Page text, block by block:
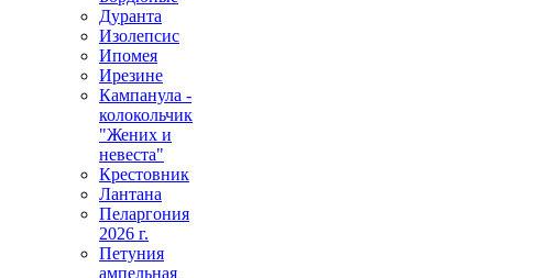
Дуранта
Изолепсис
Ипомея
Ирезине
Кампанула -
колокольчик
"Жених и
невеста"
Крестовник
Лантана
Пеларгония
2026 г.
Петуния
ампельная